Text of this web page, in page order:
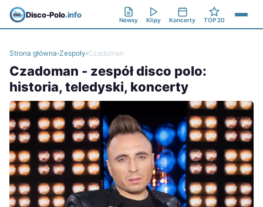
Disco-Polo.info
Newsy Klipy Koncerty TOP 20
Strona główna›Zespoły›Czadoman
Czadoman - zespół disco polo:
historia, teledyski, koncerty